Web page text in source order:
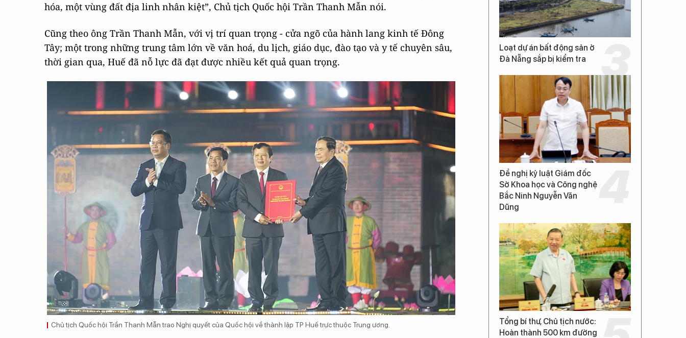
hóa, một vùng đất địa linh nhân kiệt”, Chủ tịch Quốc hội Trần Thanh Mẫn nói.
Cũng theo ông Trần Thanh Mẫn, với vị trí quan trọng - cửa ngõ của hành lang kinh tế Đông
Tây; một trong những trung tâm lớn về văn hoá, du lịch, giáo dục, đào tạo và y tế chuyên sâu,
thời gian qua, Huế đã nỗ lực đã đạt được nhiều kết quả quan trọng.
Chủ tịch Quốc hội Trần Thanh Mẫn trao Nghị quyết của Quốc hội về thành lập TP Huế trực thuộc Trung ương.
Loạt dự án bất động sản ở
Đà Nẵng sắp bị kiểm tra
Đề nghị kỷ luật Giám đốc
Sở Khoa học và Công nghệ
Bắc Ninh Nguyễn Văn
Dũng
Tổng bí thư, Chủ tịch nước:
Hoàn thành 500 km đường